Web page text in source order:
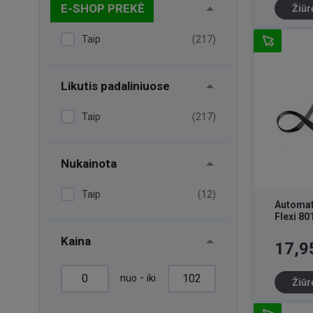
E-SHOP PREKĖ
Taip (217)
Likutis padaliniuose
Taip (217)
Nukainota
Taip (12)
Kaina
nuo - iki
Flexi
Kaina